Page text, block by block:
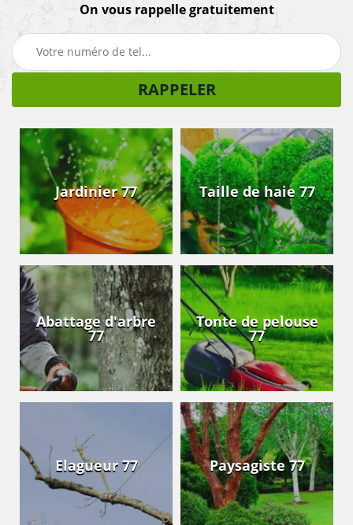
On vous rappelle gratuitement
Jardinier 77 Taille de haie 77
Abattage d'arbre
77
Tonte de pelouse
77
Elagueur 77 Paysagiste 77